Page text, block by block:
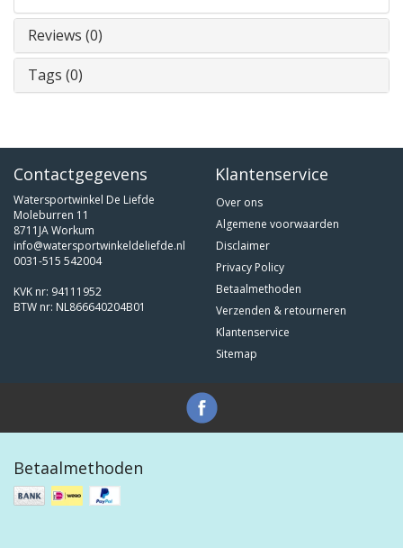
Reviews (0)
Tags (0)
Contactgegevens
Watersportwinkel De Liefde
Moleburren 11
8711JA Workum
info@watersportwinkeldeliefde.nl
0031-515 542004
KVK nr: 94111952
BTW nr: NL866640204B01
Klantenservice
Over ons
Algemene voorwaarden
Disclaimer
Privacy Policy
Betaalmethoden
Verzenden & retourneren
Klantenservice
Sitemap
Betaalmethoden